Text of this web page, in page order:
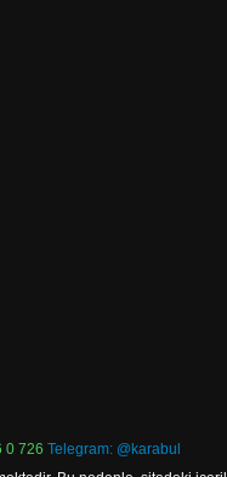
0 726 Telegram: @karabul